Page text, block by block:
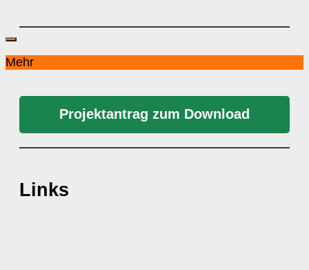
Mehr
Projektantrag zum Download
Links